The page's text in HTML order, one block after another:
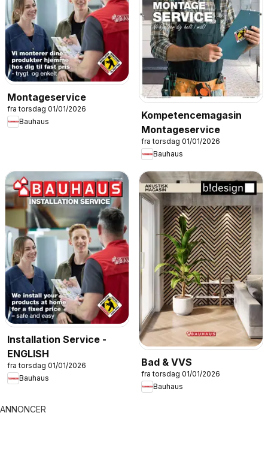
Montageservice
fra torsdag 01/01/2026
Bauhaus
Kompetencemagasin
Montageservice
fra torsdag 01/01/2026
Bauhaus
Installation Service -
ENGLISH
fra torsdag 01/01/2026
Bauhaus
Bad & VVS
fra torsdag 01/01/2026
Bauhaus
ANNONCER